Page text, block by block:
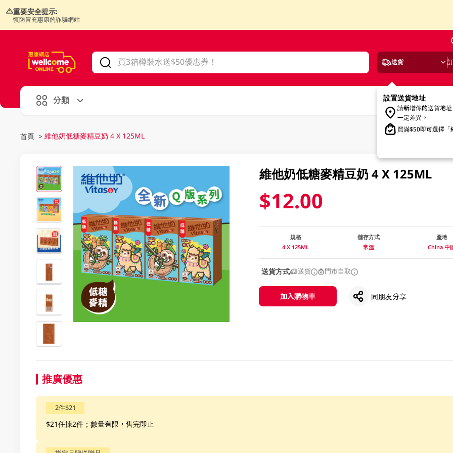
重要安全提示:
慎防冒充惠康的詐騙網站
送貨
設置送貨地址
請新增你的送貨地
一定差異。
買滿$50即可選擇「
分類
首頁 > 維他奶低糖麥精豆奶 4 X 125ML
維他奶低糖麥精豆奶 4 X 125ML
$12.00
規格
4 X 125ML
儲存方式
常溫
產地
China 中
送貨方式 送貨 門市自取
加入購物車 同朋友分享
推廣優惠
2件$21
$21任揀2件；數量有限，售完即止